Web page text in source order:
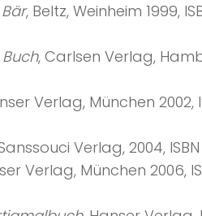
, Beltz, Weinheim 1999,
, Carlsen Verlag,
Verlag, München 2002,
Verlag, 2004,
Verlag, München 2006,